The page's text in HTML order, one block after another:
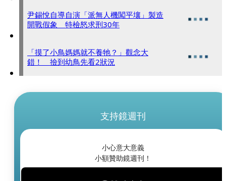
尹錫悅自導自演「派無人機闖平壤」製造
開戰假象 特檢怒求刑30年
「摸了小鳥媽媽就不養牠？」觀念大
錯！ 撿到幼鳥先看2狀況
支持鏡週刊
小心意大意義
小額贊助鏡週刊！